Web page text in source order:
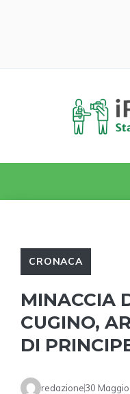
CRONACA
MINACCIA
CUGINO,
DI
redazione30